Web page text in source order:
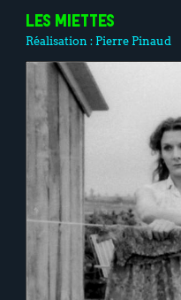
LES MIETTES
Réalisation : Pierre Pinaud